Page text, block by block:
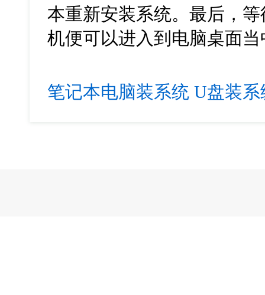
本重新安装系统。最后，
机便可以进入到电脑桌面当
笔记本电脑装系统 U盘装系